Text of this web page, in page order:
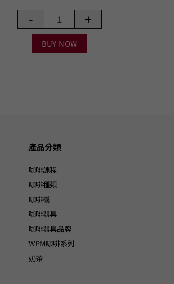
- +
BUY NOW
產品分類
咖啡課程
咖啡種類
咖啡機
咖啡器具
咖啡器具品牌
WPM咖啡系列
奶茶